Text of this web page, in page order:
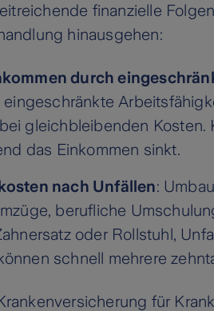
finanzielle
hinausgehen:
durch
gleichbleibenden
das Einkommen sinkt.
nach Unfällen:
berufliche
oder Rollstuhl,
schnell mehrere
für